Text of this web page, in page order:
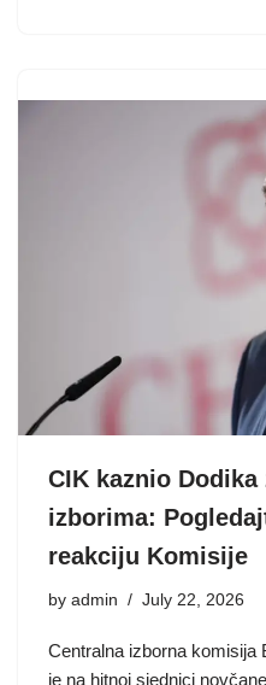
CIK kaznio
izborima:
reakciju Komisije
by admin July 22, 2026
Centralna izborna komisija
je na hitnoj sjednici